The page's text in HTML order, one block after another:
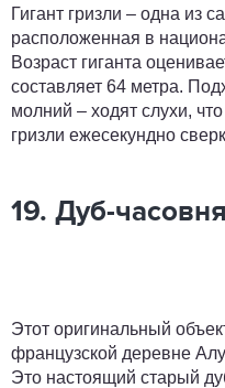
Гигант гризли – одна из
расположенная в
Возраст гиганта
составляет 64 метра.
молний – ходят слухи,
гризли ежесекундно
19. Дуб-часовня
Этот оригинальный
французской деревне
Это настоящий старый